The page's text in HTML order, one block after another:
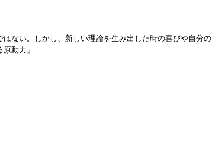
ない。しかし、新しい理論を生み出した時の喜びや自分の
動力」